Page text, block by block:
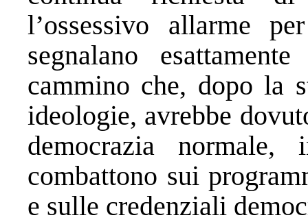
l’ossessivo allarme
segnalano
cammino che, dopo la
ideologie, avrebbe
democrazia
combattono sui
e sulle credenziali